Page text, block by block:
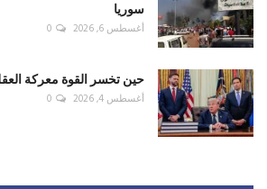
سوريا
أغسطس 6, 2026 0
حين تخسر القوة معركة
أغسطس 4, 2026 0